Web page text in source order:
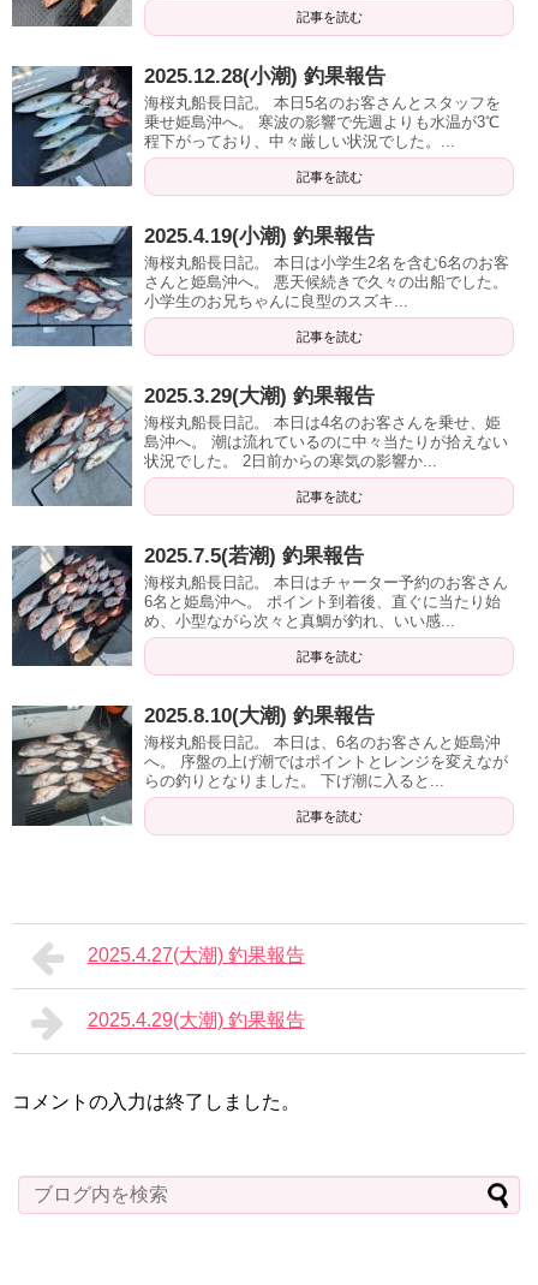
記事を読む
2025.12.28(小潮) 釣果報告
海桜丸船長日記。 本日5名のお客さんとスタッフを
乗せ姫島沖へ。 寒波の影響で先週よりも水温が3℃
程下がっており、中々厳しい状況でした。...
記事を読む
2025.4.19(小潮) 釣果報告
海桜丸船長日記。 本日は小学生2名を含む6名のお客
さんと姫島沖へ。 悪天候続きで久々の出船でした。
小学生のお兄ちゃんに良型のスズキ...
記事を読む
2025.3.29(大潮) 釣果報告
海桜丸船長日記。 本日は4名のお客さんを乗せ、姫
島沖へ。 潮は流れているのに中々当たりが拾えない
状況でした。 2日前からの寒気の影響か...
記事を読む
2025.7.5(若潮) 釣果報告
海桜丸船長日記。 本日はチャーター予約のお客さん
6名と姫島沖へ。 ポイント到着後、直ぐに当たり始
め、小型ながら次々と真鯛が釣れ、いい感...
記事を読む
2025.8.10(大潮) 釣果報告
海桜丸船長日記。 本日は、6名のお客さんと姫島沖
へ。 序盤の上げ潮ではポイントとレンジを変えなが
らの釣りとなりました。 下げ潮に入ると...
記事を読む
2025.4.27(大潮) 釣果報告
2025.4.29(大潮) 釣果報告
コメントの入力は終了しました。